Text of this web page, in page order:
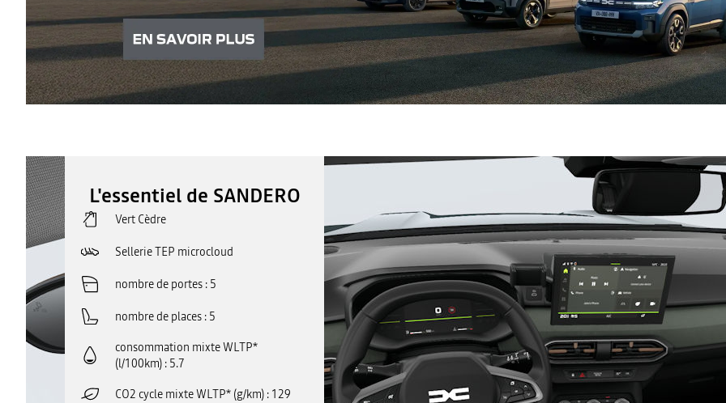
L'essentiel de SANDERO
Vert Cèdre
Sellerie TEP microcloud
nombre de portes 5
nombre de places 5
consommation mixte WLTP*
(l/100km) 5.7
CO2 cycle mixte WLTP* (g/km) 129